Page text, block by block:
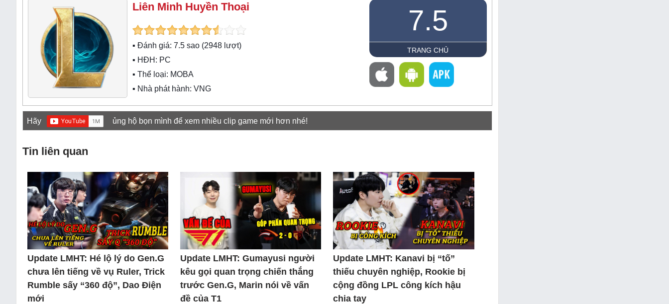
Liên Minh Huyền Thoại
▪ Đánh giá: 7.5 sao (2948 lượt)
▪ HĐH: PC
▪ Thể loại: MOBA
▪ Nhà phát hành: VNG
7.5
TRANG CHỦ
Hãy ủng hộ bọn mình để xem nhiều clip game mới hơn nhé!
Tin liên quan
Update LMHT: Hé lộ lý do Gen.G
chưa lên tiếng về vụ Ruler, Trick
Rumble sấy “360 độ”, Dao Điện
mới
Update LMHT: Gumayusi người
kêu gọi quan trọng chiến thắng
trước Gen.G, Marin nói về vấn
đề của T1
Update LMHT: Kanavi bị “tố”
thiếu chuyên nghiệp, Rookie bị
cộng đồng LPL công kích hậu
chia tay